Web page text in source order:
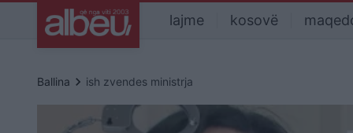
lajme kosovë
Ballina keyboard_arrow_right ish zvendes ministrja